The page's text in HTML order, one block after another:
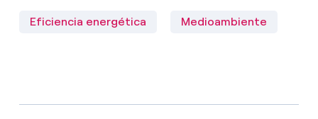
Eficiencia energética Medioambiente